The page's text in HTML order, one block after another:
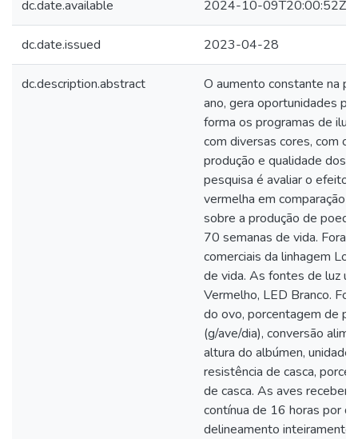
dc.date.available 2024-10-09T20:00:52Z
dc.date.issued 2023-04-28
dc.description.abstract
O aumento constante na
ano, gera oportunidades
forma os programas de
com diversas cores, com o
produção e qualidade dos
pesquisa é avaliar o efeito
vermelha em comparação
sobre a produção de
70 semanas de vida.
comerciais da linhagem
de vida. As fontes de luz
Vermelho, LED Branco.
do ovo, porcentagem de
(g/ave/dia), conversão
altura do albúmen, unidade
resistência de casca,
de casca. As aves
contínua de 16 horas por
delineamento inteiramente